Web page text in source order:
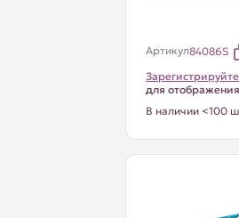
Артикул84086S
для
В наличии <100